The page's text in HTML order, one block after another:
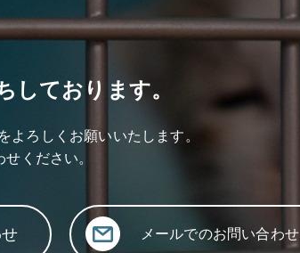
しております。
よろしくお願いいたします。
ください。
メールでのお問い合わせ